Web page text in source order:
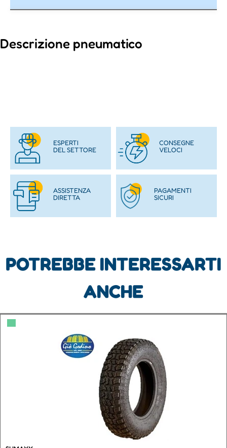
Descrizione pneumatico
ESPERTI
DEL SETTORE
CONSEGNE
VELOCI
ASSISTENZA
DIRETTA
PAGAMENTI
SICURI
POTREBBE INTERESSARTI
ANCHE
▀